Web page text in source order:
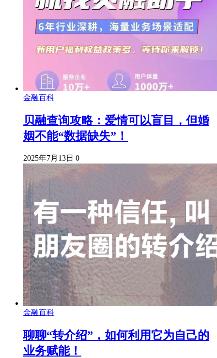
金融百科
贝融查询攻略：爱情可以盲目，但婚
姻不能“数据缺失”！
2025年7月13日 0
金融百科
聊聊“转介绍”，如何利用它为自己的
业务赋能！